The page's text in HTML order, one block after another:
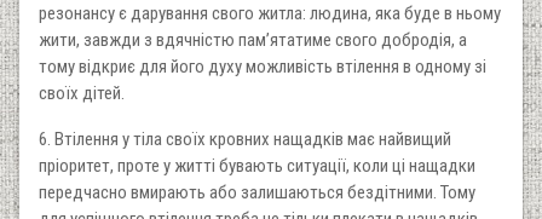
резонансу є дарування свого житла: людина, яка буде в ньому
жити, завжди з вдячністю пам’ятатиме свого добродія, а
тому відкриє для його духу можливість втілення в одному зі
своїх дітей.
6. Втілення у тіла своїх кровних нащадків має найвищий
пріоритет, проте у житті бувають ситуації, коли ці нащадки
передчасно вмирають або залишаються бездітними. Тому